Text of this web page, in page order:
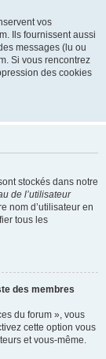
vos
Ils fournissent aussi
messages (lu ou
Si vous rencontrez
des cookies
stockés dans notre
de l’utilisateur
nom d’utilisateur en
tous les
des membres
du forum », vous
cette option vous
et vous-même.